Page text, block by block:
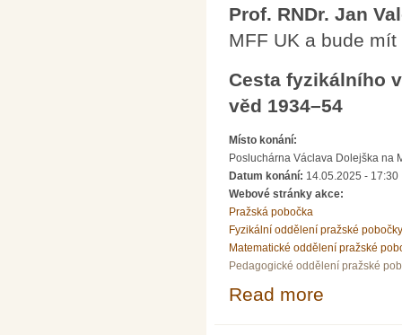
Prof. RNDr. Jan
MFF UK a bude
Cesta fyzikálního
věd 1934–54
Místo konání:
Posluchárna Václava Dolejška na
Datum konání: 14.05.2025 - 17:30
Webové stránky akce:
Pražská pobočka
Fyzikální oddělení pražské pobočky
Matematické oddělení pražské
Pedagogické oddělení pražské
Read more